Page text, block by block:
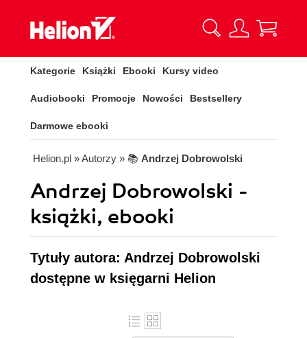
Kategorie Książki Ebooki Kursy video
Audiobooki Promocje Nowości Bestsellery
Darmowe ebooki
Helion.pl » Autorzy » 📚 Andrzej Dobrowolski
Andrzej Dobrowolski -
książki, ebooki
Tytuły autora: Andrzej Dobrowolski
dostępne w księgarni Helion